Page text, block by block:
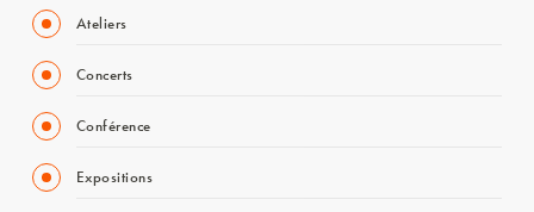
Ateliers
Concerts
Conférence
Expositions